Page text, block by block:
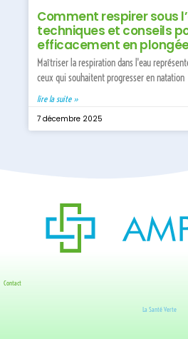
Comment respirer sous
techniques et conseils
efficacement en
Maîtriser la respiration dans l'eau
ceux qui souhaitent progresser en natation
lire la suite »
7 décembre 2025
Contact
La Santé Verte